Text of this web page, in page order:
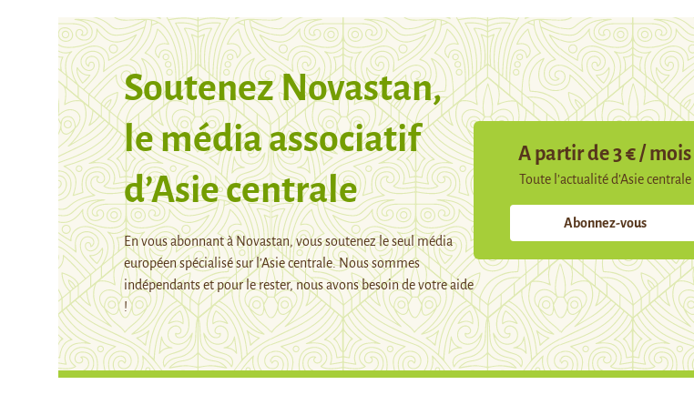
Soutenez Novastan,
le média associatif
d’Asie centrale
En vous abonnant à Novastan, vous soutenez le seul média
européen spécialisé sur l’Asie centrale. Nous sommes
indépendants et pour le rester, nous avons besoin de votre aide
!
A partir de 3 € / mois
Toute l’actualité d’Asie centrale
Abonnez-vous